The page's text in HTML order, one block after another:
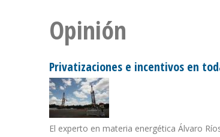
Opinión
Privatizaciones e incentivos en
El experto en materia energética Álvaro